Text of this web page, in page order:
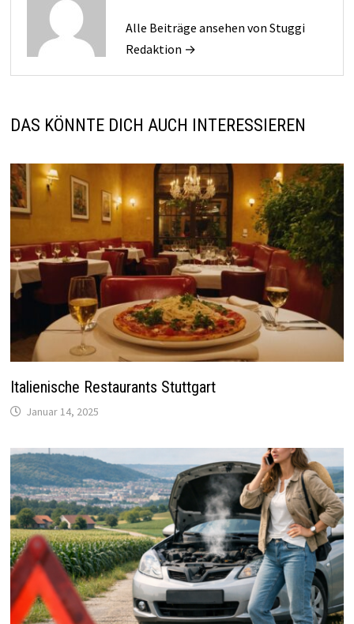
Alle Beiträge ansehen von Stuggi
Redaktion →
DAS KÖNNTE DICH AUCH INTERESSIEREN
Italienische Restaurants Stuttgart
Januar 14, 2025